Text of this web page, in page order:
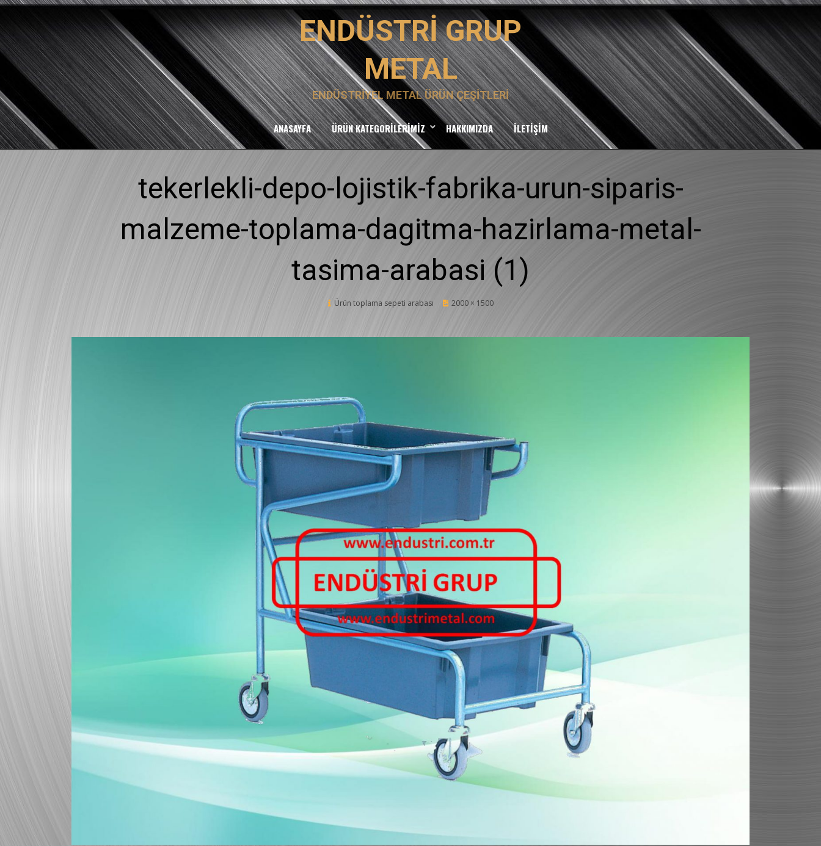
Skip
content
ENDÜSTRI GRUP
METAL
ENDÜSTRIYEL METAL ÜRÜN ÇEŞITLERI
ANASAYFA ÜRÜN KATEGORILERIMIZ HAKKIMIZDA İLETIŞIM
tekerlekli-depo-lojistik-fabrika-urun-siparis-
malzeme-toplama-dagitma-hazirlama-metal-
tasima-arabasi (1)
Posted
12 Şubat 2020
Ürün toplama sepeti arabası 2000 × 1500